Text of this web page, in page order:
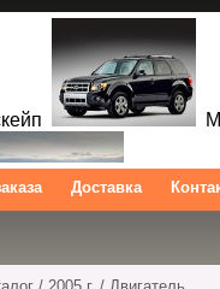
Доставка